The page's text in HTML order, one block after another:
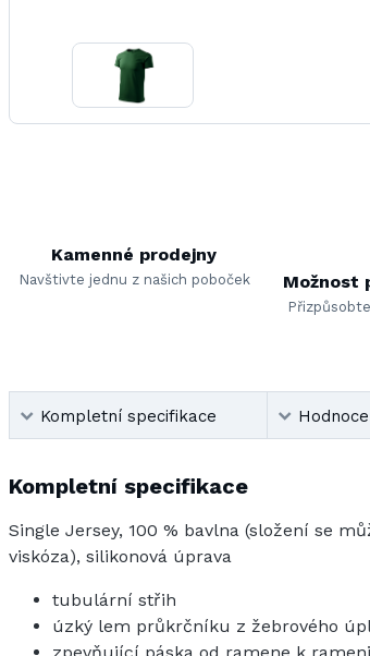
Kamenné prodejny
Navštivte jednu z našich poboček Možnost
Kompletní specifikace
Kompletní specifikace
Single Jersey, 100 % bavlna (složení se
viskóza), silikonová úprava
tubulární střih
úzký lem průkrčníku z žebrového